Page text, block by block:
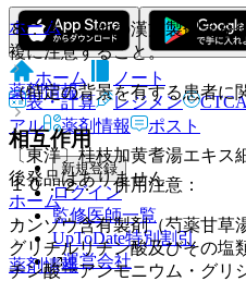
ホーム
薬剤情報
〔東洋〕桂枝加黄耆湯エキス
後発品はありません
ホーム
薬剤情報
８．３． 他の漢方製剤等を
複に注意すること。
（特定の背景を有する患者に
相互作用
１０．２． 併用注意：
カンゾウ含有製剤（芍薬甘草
グリチルリチン酸及びその塩
チン酸一アンモニウム・グリ
ホーム
ノート
表・計算
レジメン
アル
薬剤情報 ポスト
新規登録
ログイン
監修医師一覧
UpToDate特別割引
運営会社